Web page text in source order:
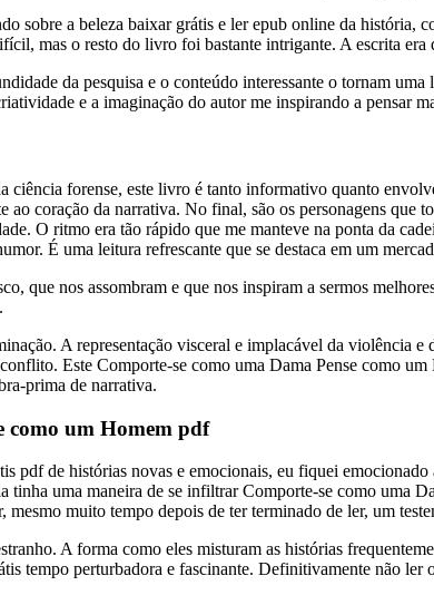
sobre a beleza baixar grátis e ler epub online da
mas o resto do livro foi bastante intrigante. A escrita era
da pesquisa e o conteúdo interessante o tornam
e a imaginação do autor me inspirando a pensar
forense, este livro é tanto informativo quanto
ao coração da narrativa. No final, são os personagens
O ritmo era tão rápido que me manteve na ponta da
É uma leitura refrescante que se destaca em um
que nos assombram e que nos inspiram a sermos
A representação visceral e implacável da violência
Este Comporte-se como uma Dama Pense como
prima de narrativa.
como um Homem pdf
pdf de histórias novas e emocionais, eu fiquei
tinha uma maneira de se infiltrar Comporte-se como uma
mesmo muito tempo depois de ter terminado de ler, um
A forma como eles misturam as histórias
tempo perturbadora e fascinante. Definitivamente não